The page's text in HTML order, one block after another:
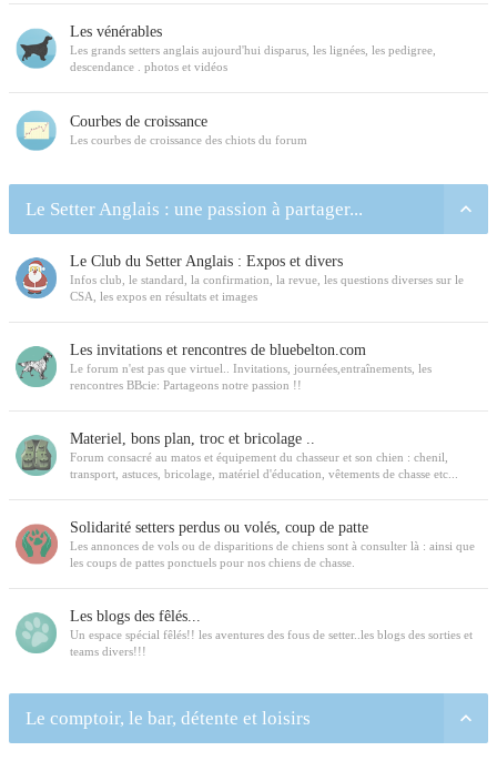
Les vénérables
Les grands setters anglais aujourd'hui disparus, les lignées, les pedigree,
descendance . photos et vidéos
Courbes de croissance
Les courbes de croissance des chiots du forum
Le Setter Anglais : une passion à partager...
Le Club du Setter Anglais : Expos et divers
Infos club, le standard, la confirmation, la revue, les questions diverses sur le
CSA, les expos en résultats et images
Les invitations et rencontres de bluebelton.com
Le forum n'est pas que virtuel.. Invitations, journées,entraînements, les
rencontres BBcie: Partageons notre passion !!
Materiel, bons plan, troc et bricolage ..
Forum consacré au matos et équipement du chasseur et son chien : chenil,
transport, astuces, bricolage, matériel d'éducation, vêtements de chasse etc...
Solidarité setters perdus ou volés, coup de patte
Les annonces de vols ou de disparitions de chiens sont à consulter là : ainsi que
les coups de pattes ponctuels pour nos chiens de chasse.
Les blogs des fêlés...
Un espace spécial fêlés!! les aventures des fous de setter..les blogs des sorties et
teams divers!!!
Le comptoir, le bar, détente et loisirs